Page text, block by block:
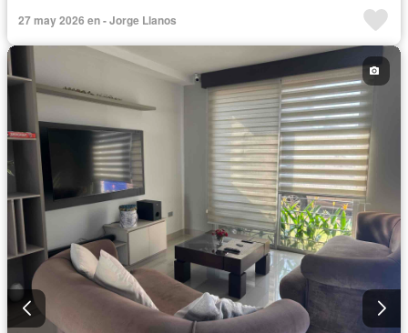
Acceso para personas con discapacidad
Parrilla
Garita de guardianía
Ascensor
Seguridad
Piscina
Parcialmente amoblado
27 may 2026 en - Jorge Llanos